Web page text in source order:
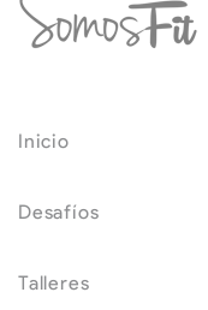
Inicio
Desafíos
Talleres